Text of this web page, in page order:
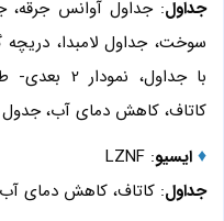
جداول: جداول آوانس جرقه،
سوخت، جداول لامبدا، دریچه
با جداول،
کاتاف، کاهش دمای آب، جدول
♦ ایسیو: LZNF
جداول: کاتاف، کاهش دمای آب،